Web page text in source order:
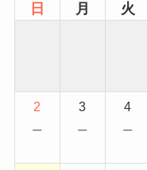
日 月 火
2
−
3
−
4
−